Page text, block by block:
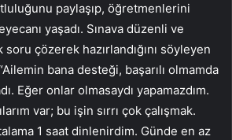
paylaşıp, öğretmenlerini
yaşadı. Sınava düzenli ve
soru çözerek hazırlandığını söyleyen
bana desteği, başarılı olmamda
Eğer onlar olmasaydı yapamazdım.
var; bu işin sırrı çok çalışmak.
1 saat dinlenirdim. Günde en az